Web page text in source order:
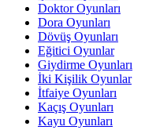
Doktor Oyunları
Dora Oyunları
Dövüş Oyunları
Eğitici Oyunlar
Giydirme Oyunları
İki Kişilik Oyunlar
İtfaiye Oyunları
Kaçış Oyunları
Kayu Oyunları